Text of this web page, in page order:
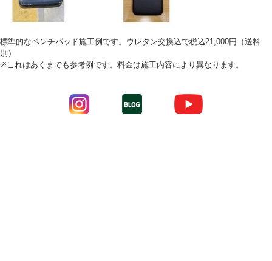
標準的なベンチパッド施工例です。ウレタン交換込で税込21,000円（送料
別）
※これはあくまでも参考例です。料金は施工内容により異なります。